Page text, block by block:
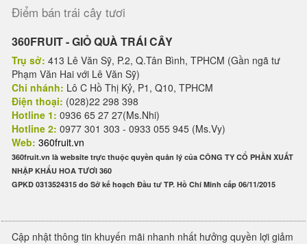
Điểm bán trái cây tươi
360FRUIT - GIỎ QUÀ TRÁI CÂY
Trụ sở: 413 Lê Văn Sỹ, P.2, Q.Tân Bình, TPHCM (Gần ngã tư
Phạm Văn Hai với Lê Văn Sỹ)
Chi nhánh: Lô C Hồ Thị Kỷ, P1, Q10, TPHCM
Điện thoại: (028)22 298 398
Hotline 1: 0936 65 27 27(Ms.Nhi)
Hotline 2: 0977 301 303 - 0933 055 945 (Ms.Vy)
Web: 360fruit.vn
360fruit.vn là website trực thuộc quyền quản lý của CÔNG TY CỔ PHẦN XUẤT
NHẬP KHẨU HOA TƯƠI 360
GPKD 0313524315 do Sở kế hoạch Đầu tư TP. Hồ Chí Minh cấp 06/11/2015
Cập nhật thông tin khuyến mãi nhanh nhất hưởng quyền lợi giảm